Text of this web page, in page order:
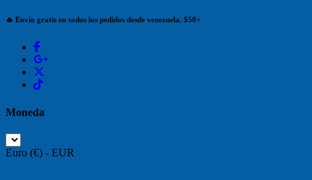
🔥 Envío gratis en todos los pedidos desde venezuela. $50+
Moneda
Euro (€) - EUR